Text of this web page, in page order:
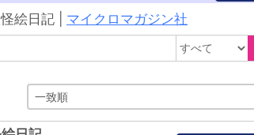
絵日記 | マイクロマガジン社